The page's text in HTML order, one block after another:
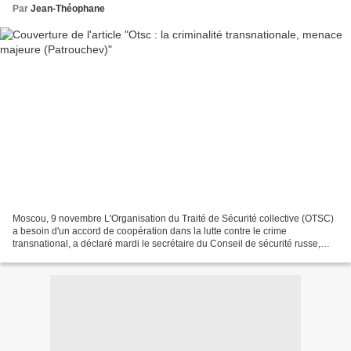
Par Jean-Théophane
Moscou, 9 novembre L'Organisation du Traité de Sécurité collective (OTSC)
a besoin d'un accord de coopération dans la lutte contre le crime
transnational, a déclaré mardi le secrétaire du Conseil de sécurité russe,